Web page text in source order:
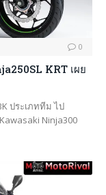
0
KRT เผย
ประเภททีม ไป
Ninja300